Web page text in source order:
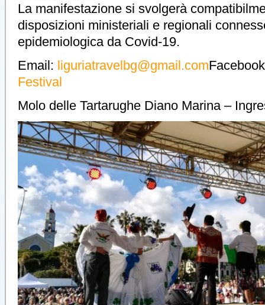
La manifestazione si svolgerà
disposizioni ministeriali e regionali
epidemiologica da Covid-19.
Email: liguriatravelbg@gmail.com
Festival
Molo delle Tartarughe Diano Marina –